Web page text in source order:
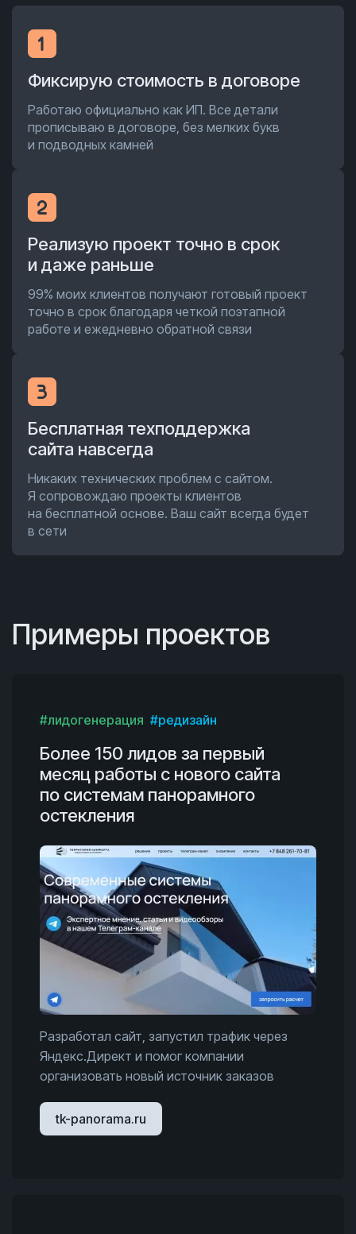
Фиксирую стоимость в договоре
Работаю официально как ИП. Все детали
прописываю в договоре, без мелких букв
и подводных камней
Реализую проект точно в срок
и даже раньше
99% моих клиентов получают готовый проект
точно в срок благодаря четкой поэтапной
работе и ежедневно обратной связи
Бесплатная техподдержка
сайта навсегда
Никаких технических проблем с сайтом.
Я сопровождаю проекты клиентов
на бесплатной основе. Ваш сайт всегда будет
в сети
Примеры проектов
#лидогенерация #редизайн
Более 150 лидов за первый
месяц работы с нового сайта
по системам панорамного
остекления
Разработал сайт, запустил трафик через
Яндекс.Директ и помог компании
организовать новый источник заказов
tk-panorama.ru